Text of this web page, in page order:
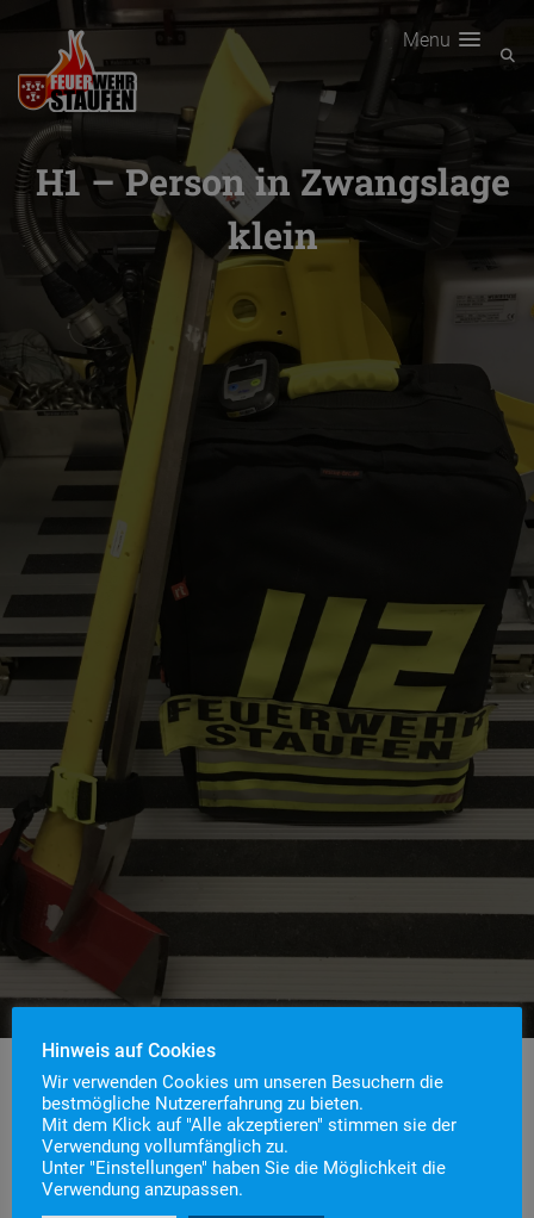
Menu
H1 – Person in Zwangslage
klein
Einsatznummer
132
Einsatzstichwort
H1 – Person in Zwangslage
klein
Hinweis auf Cookies
Wir verwenden Cookies um unseren Besuchern die
bestmögliche Nutzererfahrung zu bieten.
Mit dem Klick auf "Alle akzeptieren" stimmen sie der
Verwendung vollumfänglich zu.
Unter "Einstellungen" haben Sie die Möglichkeit die
Verwendung anzupassen.